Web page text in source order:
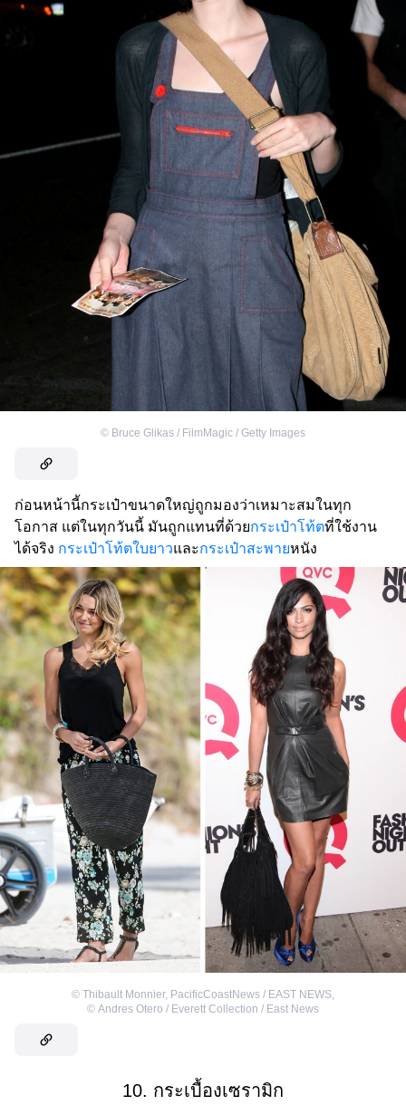
© Bruce Glikas / FilmMagic / Getty Images
ก่อนหน้านี้กระเป๋าขนาดใหญ่ถูกมองว่าเหมาะสมในทุก
โอกาส แต่ในทุกวันนี้ มันถูกแทนที่ด้วยกระเป๋าโท้ตที่ใช้งาน
ได้จริง กระเป๋าโท้ตใบยาวและกระเป๋าสะพายหนัง
© Thibault Monnier, PacificCoastNews / EAST NEWS
© Andres Otero / Everett Collection / East News
10. กระเบื้องเซรามิก